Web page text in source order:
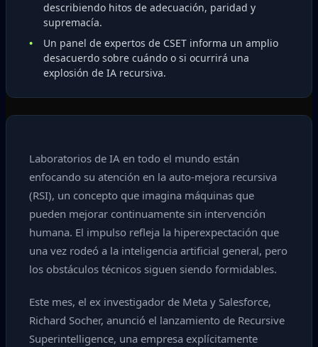
describiendo hitos de adecuación, paridad y
supremacía.
Un panel de expertos de CSET informa un amplio
desacuerdo sobre cuándo o si ocurrirá una
explosión de IA recursiva.
Laboratorios de IA en todo el mundo están
enfocando su atención en la auto-mejora recursiva
(RSI), un concepto que imagina máquinas que
pueden mejorar continuamente sin intervención
humana. El impulso refleja la hiperexpectación que
una vez rodeó a la inteligencia artificial general, pero
los obstáculos técnicos siguen siendo formidables.
Este mes, el ex investigador de Meta y Salesforce,
Richard Socher, anunció el lanzamiento de Recursive
Superintelligence, una empresa explícitamente